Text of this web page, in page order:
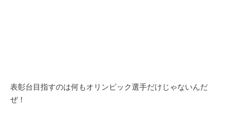
表彰台目指すのは何もオリンピック選手だけじゃないんだ
ぜ！